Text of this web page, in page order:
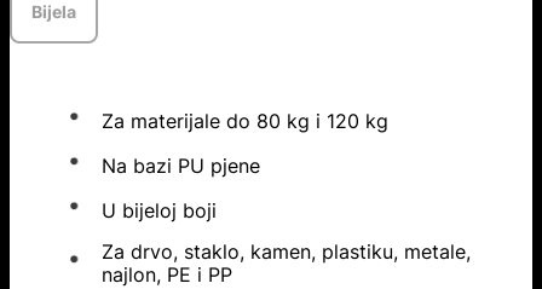
Bijela
Za materijale do 80 kg i 120 kg
Na bazi PU pjene
U bijeloj boji
Za drvo, staklo, kamen, plastiku, metale,
najlon, PE i PP